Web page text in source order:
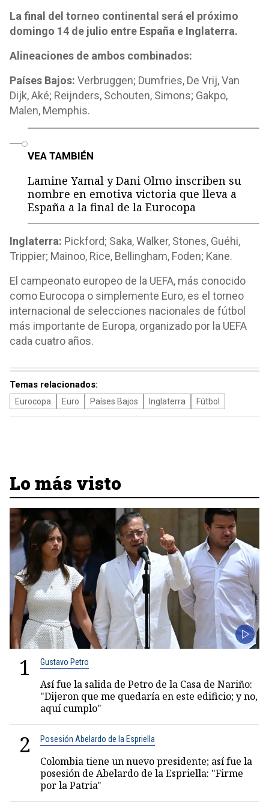
La final del torneo continental será el próximo
domingo 14 de julio entre España e Inglaterra.
Alineaciones de ambos combinados:
Países Bajos: Verbruggen; Dumfries, De Vrij, Van
Dijk, Aké; Reijnders, Schouten, Simons; Gakpo,
Malen, Memphis.
VEA TAMBIÉN
Lamine Yamal y Dani Olmo inscriben su
nombre en emotiva victoria que lleva a
España a la final de la Eurocopa
Inglaterra: Pickford; Saka, Walker, Stones, Guéhi,
Trippier; Mainoo, Rice, Bellingham, Foden; Kane.
El campeonato europeo de la UEFA, más conocido
como Eurocopa o simplemente Euro, es el torneo
internacional de selecciones nacionales de fútbol
más importante de Europa, organizado por la UEFA
cada cuatro años.
Temas relacionados:
Eurocopa Euro Países Bajos Inglaterra Fútbol
Lo más visto
1 Gustavo Petro
Así fue la salida de Petro de la Casa de Nariño:
"Dijeron que me quedaría en este edificio; y no,
aquí cumplo"
2 Posesión Abelardo de la Espriella
Colombia tiene un nuevo presidente; así fue la
posesión de Abelardo de la Espriella: "Firme
por la Patria"